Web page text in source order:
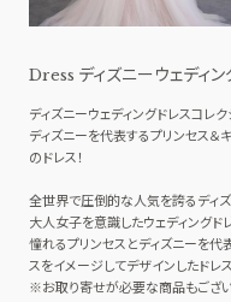
Dress ディズニーウェディ
ディズニーウェディングドレスコレ
ディズニーを代表するプリンセス＆
のドレス！
全世界で圧倒的な人気を誇るディ
大人女子を意識したウェディング
憧れるプリンセスとディズニーを代
スをイメージしてデザインしたドレ
※お取り寄せが必要な商品もござ